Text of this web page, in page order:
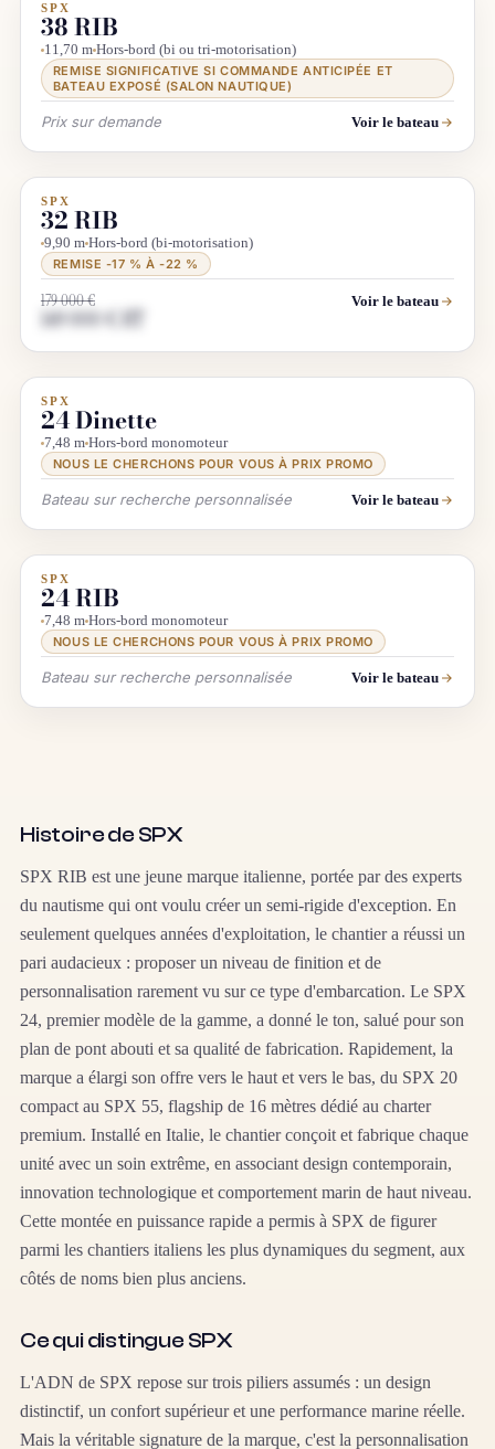
DÉMO SALON
SPX
38 RIB
11,70 m Hors-bord (bi ou tri-motorisation)
REMISE SIGNIFICATIVE SI COMMANDE ANTICIPÉE ET
BATEAU EXPOSÉ (SALON NAUTIQUE)
Prix sur demande Voir le bateau
DÉSTOCKAGE
SPX
32 RIB
9,90 m Hors-bord (bi-motorisation)
REMISE -17 % À -22 %
179 000 €
149 000 € HT
Voir le bateau
INFO & RECHERCHE
SPX
24 Dinette
7,48 m Hors-bord monomoteur
NOUS LE CHERCHONS POUR VOUS À PRIX PROMO
Bateau sur recherche personnalisée Voir le bateau
INFO & RECHERCHE
SPX
24 RIB
7,48 m Hors-bord monomoteur
NOUS LE CHERCHONS POUR VOUS À PRIX PROMO
Bateau sur recherche personnalisée Voir le bateau
Histoire de SPX
SPX RIB est une jeune marque italienne, portée par des experts
du nautisme qui ont voulu créer un semi-rigide d'exception. En
seulement quelques années d'exploitation, le chantier a réussi un
pari audacieux : proposer un niveau de finition et de
personnalisation rarement vu sur ce type d'embarcation. Le SPX
24, premier modèle de la gamme, a donné le ton, salué pour son
plan de pont abouti et sa qualité de fabrication. Rapidement, la
marque a élargi son offre vers le haut et vers le bas, du SPX 20
compact au SPX 55, flagship de 16 mètres dédié au charter
premium. Installé en Italie, le chantier conçoit et fabrique chaque
unité avec un soin extrême, en associant design contemporain,
innovation technologique et comportement marin de haut niveau.
Cette montée en puissance rapide a permis à SPX de figurer
parmi les chantiers italiens les plus dynamiques du segment, aux
côtés de noms bien plus anciens.
Ce qui distingue SPX
L'ADN de SPX repose sur trois piliers assumés : un design
distinctif, un confort supérieur et une performance marine réelle.
Mais la véritable signature de la marque, c'est la personnalisation